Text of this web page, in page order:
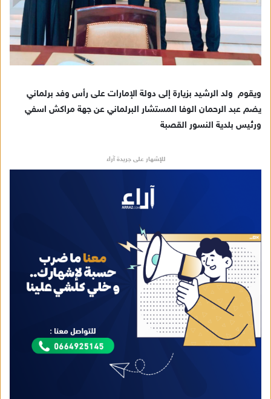
ويقوم ولد الرشيد بزيارة إلى دولة الإمارات على رأس وفد برلماني
يضم عبد الرحمان الوفا المستشار البرلماني عن جهة مراكش اسفي
ورئيس بلدية النسور القصبة
للإشهار على جريدة آراء